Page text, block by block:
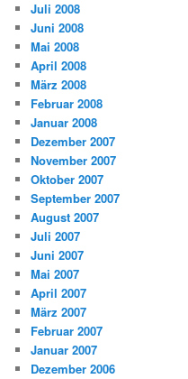
Juli 2008
Juni 2008
Mai 2008
April 2008
März 2008
Februar 2008
Januar 2008
Dezember 2007
November 2007
Oktober 2007
September 2007
August 2007
Juli 2007
Juni 2007
Mai 2007
April 2007
März 2007
Februar 2007
Januar 2007
Dezember 2006